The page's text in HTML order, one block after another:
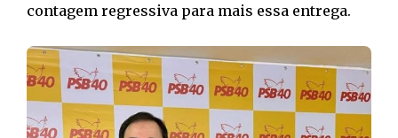
contagem regressiva para mais essa entrega.